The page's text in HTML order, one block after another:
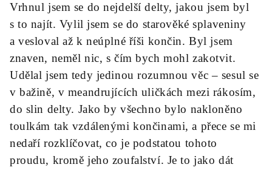
Vrhnul jsem se do nejdelší delty, jakou jsem byl
s to najít. Vylil jsem se do starověké splaveniny
a vesloval až k neúplné říši končin.Byl jsem
znaven, neměl nic, s čím bych mohl zakotvit.
Udělal jsem tedy jedinou rozumnou věc – sesul se
v bažině, v meandrujících uličkách mezi rákosím,
do slin delty. Jako by všechno bylo nakloněno
toulkám tak vzdálenými končinami, a přece se mi
nedaří rozklíčovat, co je podstatou tohoto
proudu, kromě jeho zoufalství. Je to jako dát